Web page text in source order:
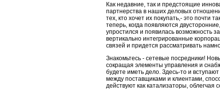
Как недавние, так и предстоящие
партнерства в наших де­ловых
тех, кто хочет их покупать,- это почти
теперь, когда появляются
упростился и появилась возможность
вертикально интегрированные
связей и придется рассматри­вать
Знакомьтесь - сетевые посредники!
сокращая элементы уп­равления и
будете иметь дело. Здесь-то и
между поставщиками и клиентами,
действуют как катализаторы,